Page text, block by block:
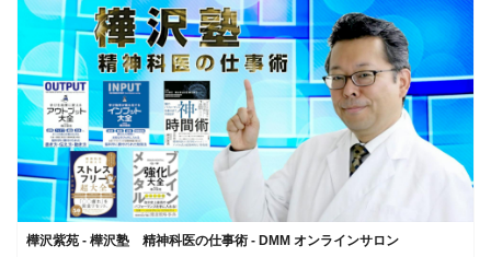
樺沢紫苑 - 樺沢塾 精神科医の仕事術 - DMM オンラインサロン